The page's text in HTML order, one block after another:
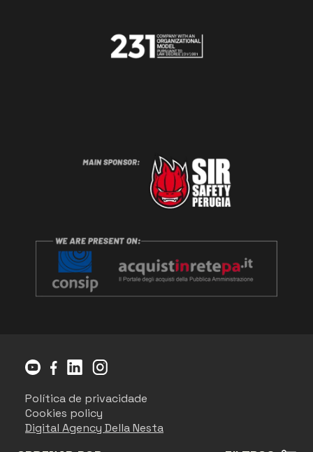
Política de privacidade
Cookies policy
Digital Agency Della Nesta